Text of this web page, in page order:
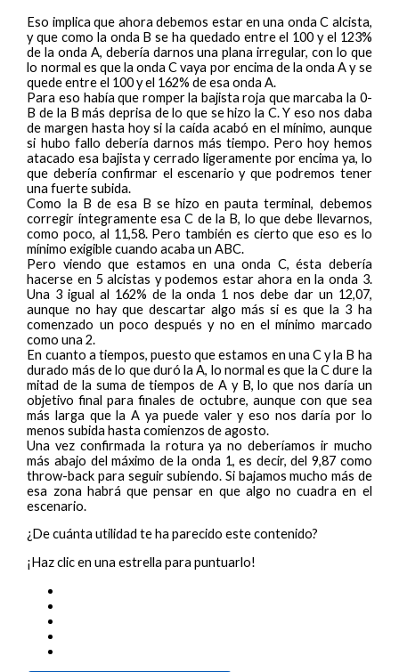
Eso implica que ahora debemos estar en una onda C alcista,
y que como la onda B se ha quedado entre el 100 y el 123%
de la onda A, debería darnos una plana irregular, con lo que
lo normal es que la onda C vaya por encima de la onda A y se
quede entre el 100 y el 162% de esa onda A.
Para eso había que romper la bajista roja que marcaba la 0-
B de la B más deprisa de lo que se hizo la C. Y eso nos daba
de margen hasta hoy si la caída acabó en el mínimo, aunque
si hubo fallo debería darnos más tiempo. Pero hoy hemos
atacado esa bajista y cerrado ligeramente por encima ya, lo
que debería confirmar el escenario y que podremos tener
una fuerte subida.
Como la B de esa B se hizo en pauta terminal, debemos
corregir íntegramente esa C de la B, lo que debe llevarnos,
como poco, al 11,58. Pero también es cierto que eso es lo
mínimo exigible cuando acaba un ABC.
Pero viendo que estamos en una onda C, ésta debería
hacerse en 5 alcistas y podemos estar ahora en la onda 3.
Una 3 igual al 162% de la onda 1 nos debe dar un 12,07,
aunque no hay que descartar algo más si es que la 3 ha
comenzado un poco después y no en el mínimo marcado
como una 2.
En cuanto a tiempos, puesto que estamos en una C y la B ha
durado más de lo que duró la A, lo normal es que la C dure la
mitad de la suma de tiempos de A y B, lo que nos daría un
objetivo final para finales de octubre, aunque con que sea
más larga que la A ya puede valer y eso nos daría por lo
menos subida hasta comienzos de agosto.
Una vez confirmada la rotura ya no deberíamos ir mucho
más abajo del máximo de la onda 1, es decir, del 9,87 como
throw-back para seguir subiendo. Si bajamos mucho más de
esa zona habrá que pensar en que algo no cuadra en el
escenario.
¿De cuánta utilidad te ha parecido este contenido?
¡Haz clic en una estrella para puntuarlo!